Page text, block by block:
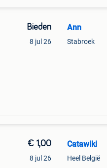
Bieden
8 jul 26
Ann
Stabroek
€ 1,00
8 jul 26
Catawiki
Heel België